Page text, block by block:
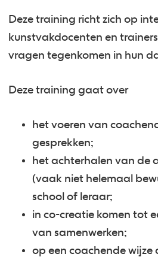
Deze training richt zich op
kunstvakdocenten en
vragen tegenkomen in hun
Deze training gaat over
het voeren van
gesprekken;
het achterhalen van de
(vaak niet helemaal
school of leraar;
in co-creatie komen tot
van samenwerken;
op een coachende wijze